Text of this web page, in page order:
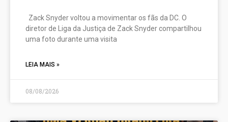
Zack Snyder voltou a movimentar os fãs da DC. O
diretor de Liga da Justiça de Zack Snyder compartilhou
uma foto durante uma visita
LEIA MAIS »
08/08/2026